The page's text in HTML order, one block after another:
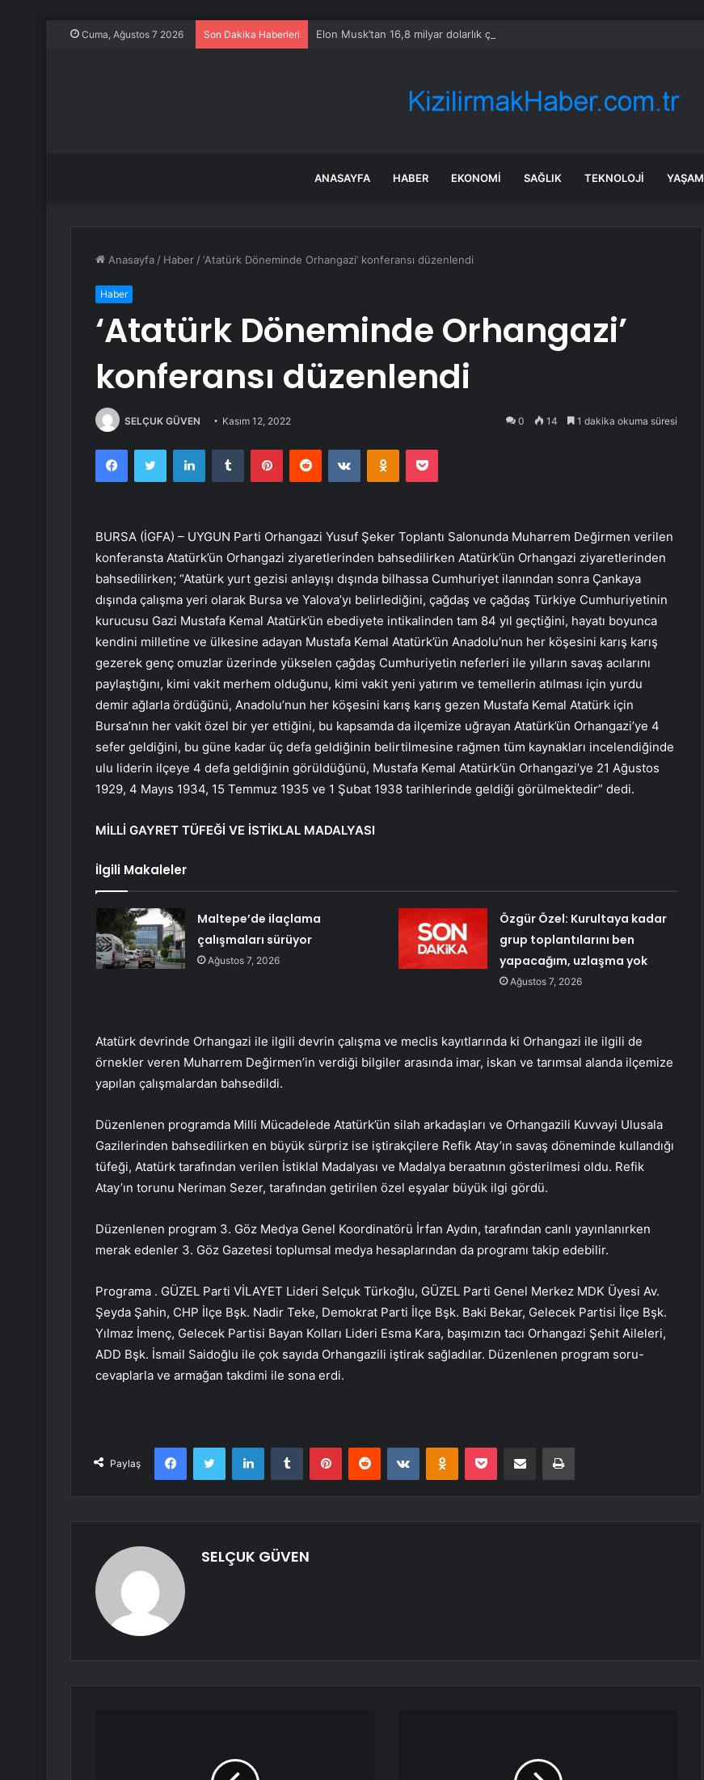
Cuma, Ağustos 7 2026 Son Dakika Haberleri Elon Musk’tan 16,8 milyar dolarlık çip üretim tesisi
ANASAYFA HABER EKONOMI SAĞLIK TEKNOLOJI YAŞAM
Anasayfa / Haber /‘Atatürk Döneminde Orhangazi’ konferansı düzenlendi
Haber
‘Atatürk Döneminde Orhangazi’
konferansı düzenlendi
SELÇUK GÜVEN Kasım 12, 2022 0 14 1 dakika okuma süresi
FacebookTwitter LinkedInTumblr PinterestReddit VKontakteOdnoklassniki
Pocket
BURSA (İGFA) – UYGUN Parti Orhangazi Yusuf Şeker Toplantı Salonunda Muharrem Değirmen verilen
konferansta Atatürk’ün Orhangazi ziyaretlerinden bahsedilirken Atatürk’ün Orhangazi ziyaretlerinden
bahsedilirken; “Atatürk yurt gezisi anlayışı dışında bilhassa Cumhuriyet ilanından sonra Çankaya
dışında çalışma yeri olarak Bursa ve Yalova’yı belirlediğini, çağdaş ve çağdaş Türkiye Cumhuriyetinin
kurucusu Gazi Mustafa Kemal Atatürk’ün ebediyete intikalinden tam 84 yıl geçtiğini, hayatı boyunca
kendini milletine ve ülkesine adayan Mustafa Kemal Atatürk’ün Anadolu’nun her köşesini karış karış
gezerek genç omuzlar üzerinde yükselen çağdaş Cumhuriyetin neferleri ile yılların savaş acılarını
paylaştığını, kimi vakit merhem olduğunu, kimi vakit yeni yatırım ve temellerin atılması için yurdu
demir ağlarla ördüğünü, Anadolu’nun her köşesini karış karış gezen Mustafa Kemal Atatürk için
Bursa’nın her vakit özel bir yer ettiğini, bu kapsamda da ilçemize uğrayan Atatürk’ün Orhangazi’ye 4
sefer geldiğini, bu güne kadar üç defa geldiğinin belirtilmesine rağmen tüm kaynakları incelendiğinde
ulu liderin ilçeye 4 defa geldiğinin görüldüğünü, Mustafa Kemal Atatürk’ün Orhangazi’ye 21 Ağustos
1929, 4 Mayıs 1934, 15 Temmuz 1935 ve 1 Şubat 1938 tarihlerinde geldiği görülmektedir” dedi.
MİLLİ GAYRET TÜFEĞİ VE İSTİKLAL MADALYASI
İlgili Makaleler
Maltepe’de ilaçlama
çalışmaları sürüyor
Ağustos 7, 2026
Özgür Özel: Kurultaya kadar
grup toplantılarını ben
yapacağım, uzlaşma yok
Ağustos 7, 2026
Atatürk devrinde Orhangazi ile ilgili devrin çalışma ve meclis kayıtlarında ki Orhangazi ile ilgili de
örnekler veren Muharrem Değirmen’in verdiği bilgiler arasında imar, iskan ve tarımsal alanda ilçemize
yapılan çalışmalardan bahsedildi.
Düzenlenen programda Milli Mücadelede Atatürk’ün silah arkadaşları ve Orhangazili Kuvvayi Ulusala
Gazilerinden bahsedilirken en büyük sürpriz ise iştirakçilere Refik Atay’ın savaş döneminde kullandığı
tüfeği, Atatürk tarafından verilen İstiklal Madalyası ve Madalya beraatının gösterilmesi oldu. Refik
Atay’ın torunu Neriman Sezer, tarafından getirilen özel eşyalar büyük ilgi gördü.
Düzenlenen program 3. Göz Medya Genel Koordinatörü İrfan Aydın, tarafından canlı yayınlanırken
merak edenler 3. Göz Gazetesi toplumsal medya hesaplarından da programı takip edebilir.
Programa . GÜZEL Parti VİLAYET Lideri Selçuk Türkoğlu, GÜZEL Parti Genel Merkez MDK Üyesi Av.
Şeyda Şahin, CHP İlçe Bşk. Nadir Teke, Demokrat Parti İlçe Bşk. Baki Bekar, Gelecek Partisi İlçe Bşk.
Yılmaz İmenç, Gelecek Partisi Bayan Kolları Lideri Esma Kara, başımızın tacı Orhangazi Şehit Aileleri,
ADD Bşk. İsmail Saidoğlu ile çok sayıda Orhangazili iştirak sağladılar. Düzenlenen program soru-
cevaplarla ve armağan takdimi ile sona erdi.
Paylaş
FacebookTwitter LinkedInTumblr PinterestReddit VKontakteOdnoklassniki
Pocket E-Posta ile paylaş Yazdır
SELÇUK GÜVEN